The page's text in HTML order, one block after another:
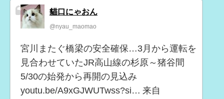
貓口にゃおん
@nyau_maomao
宮川またぐ橋梁の安全確保…3月から運転を
見合わせていたJR高山線の杉原～猪谷間
5/30の始発から再開の見込み
youtu.be/A9xGJWUTwss?si… 来自